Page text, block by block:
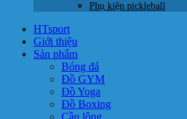
Phụ kiện pickleball
HTsport
Giới thiệu
Sản phẩm
Bóng đá
Đồ GYM
Đồ Yoga
Đồ Boxing
Cầu lông